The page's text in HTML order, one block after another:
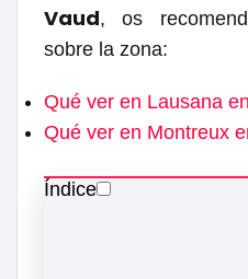
Vaud, os
sobre la zona:
Qué ver en Lausana
Qué ver en Montreux
Índice